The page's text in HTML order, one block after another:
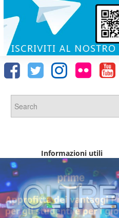
Informazioni utili